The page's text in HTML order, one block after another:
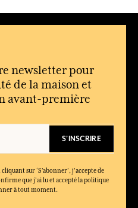
newsletter pour
de la maison et
avant-première
S'INSCRIRE
sur ‘S’abonner’, j'accepte de
que j'ai lu et accepté la politique
à tout moment.